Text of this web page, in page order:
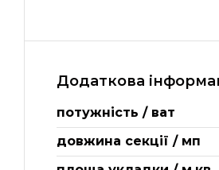
Додаткова
потужність / ват
довжина секції / мп